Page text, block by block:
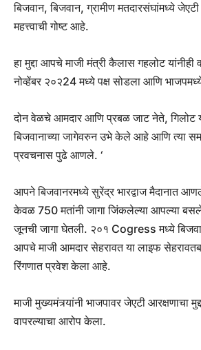
बिजवान, बिजवान, ग्रामीण मतदारसंघांमध्ये
महत्त्वाची गोष्ट आहे.
हा मुद्दा आपचे माजी मंत्री कैलास गहलोट यांनीही
नोव्हेंबर २०२24 मध्ये पक्ष सोडला आणि
दोन वेळचे आमदार आणि प्रबळ जाट नेते, गिलोट
बिजवानाच्या जागेवरुन उभे केले आहे आणि त्या
प्रवचनास पुढे आणले. ‘
आपने बिजवानरमध्ये सुरेंद्र भारद्वाज मैदानात
केवळ 750 मतांनी जागा जिंकलेल्या आपल्या
जूनची जागा घेतली. २०१ Cogress मध्ये
आपचे माजी आमदार सेहरावत या लाइफ
रिंगणात प्रवेश केला आहे.
माजी मुख्यमंत्र्यांनी भाजपावर जेएटी आरक्षणाचा
वापरल्याचा आरोप केला.